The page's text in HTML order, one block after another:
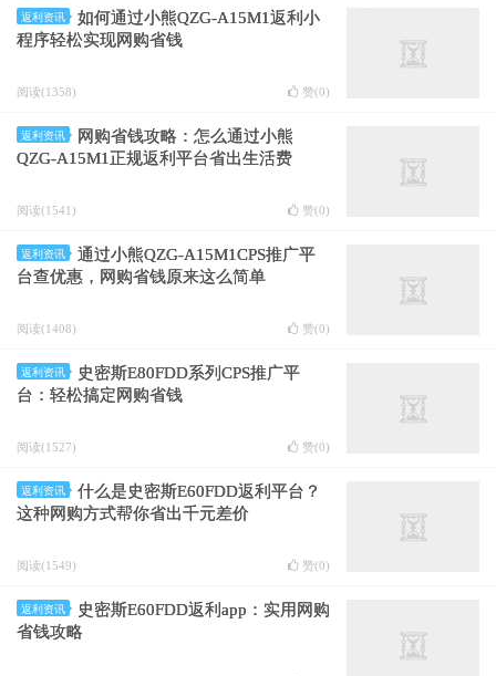
返利资讯
如何通过小熊QZG-A15M1返利小
程序轻松实现网购省钱
阅读(1358) 赞(0)
返利资讯
网购省钱攻略：怎么通过小熊
QZG-A15M1正规返利平台省出生活费
阅读(1541) 赞(0)
返利资讯
通过小熊QZG-A15M1CPS推广平
台查优惠，网购省钱原来这么简单
阅读(1408) 赞(0)
返利资讯
史密斯E80FDD系列CPS推广平
台：轻松搞定网购省钱
阅读(1527) 赞(0)
返利资讯
什么是史密斯E60FDD返利平台？
这种网购方式帮你省出千元差价
阅读(1549) 赞(0)
返利资讯
史密斯E60FDD返利app：实用网购
省钱攻略